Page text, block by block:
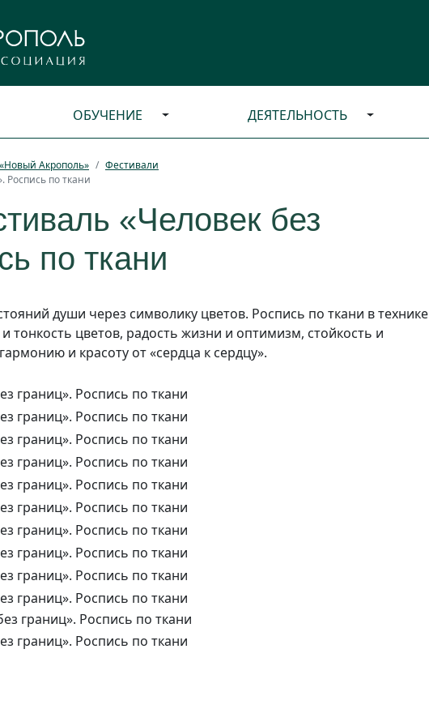
ОБУЧЕНИЕ ДЕЯТЕЛЬНОСТЬ
Акрополь»
Фестивали
Роспись по ткани
«Человек без
по ткани
души через символику цветов. Роспись по ткани в технике
тонкость цветов, радость жизни и оптимизм, стойкость и
и красоту от «сердца к сердцу».